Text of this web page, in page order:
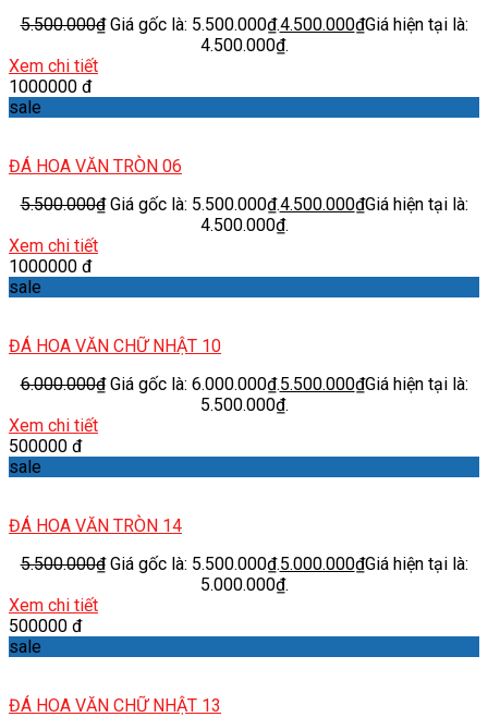
5.500.000₫ Giá gốc là: 5.500.000₫.4.500.000₫Giá hiện tại là:
4.500.000₫.
Xem chi tiết
1000000 đ
sale
ĐÁ HOA VĂN TRÒN 06
5.500.000₫ Giá gốc là: 5.500.000₫.4.500.000₫Giá hiện tại là:
4.500.000₫.
Xem chi tiết
1000000 đ
sale
ĐÁ HOA VĂN CHỮ NHẬT 10
6.000.000₫ Giá gốc là: 6.000.000₫.5.500.000₫Giá hiện tại là:
5.500.000₫.
Xem chi tiết
500000 đ
sale
ĐÁ HOA VĂN TRÒN 14
5.500.000₫ Giá gốc là: 5.500.000₫.5.000.000₫Giá hiện tại là:
5.000.000₫.
Xem chi tiết
500000 đ
sale
ĐÁ HOA VĂN CHỮ NHẬT 13